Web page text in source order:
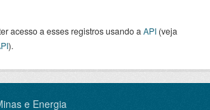
acesso a esses registros usando a API (veja
).
e Energia